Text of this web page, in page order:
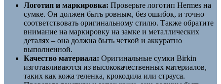
Логотип и маркировка: Проверьте логотип Hermes на
сумке. Он должен быть ровным, без ошибок, и точно
соответствовать оригинальному стилю. Также обратите
внимание на маркировку на замке и металлических
деталях – она должна быть четкой и аккуратно
выполненной.
Качество материала: Оригинальные сумки Birkin
изготавливаются из высококачественных материалов,
таких как кожа теленка, крокодила или страуса.